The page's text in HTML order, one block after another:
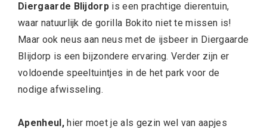
Diergaarde Blijdorp is een prachtige dierentuin,
waar natuurlijk de gorilla Bokito niet te missen is!
Maar ook neus aan neus met de ijsbeer in Diergaarde
Blijdorp is een bijzondere ervaring. Verder zijn er
voldoende speeltuintjes in de het park voor de
nodige afwisseling.
Apenheul,hier moet je als gezin wel van aapjes